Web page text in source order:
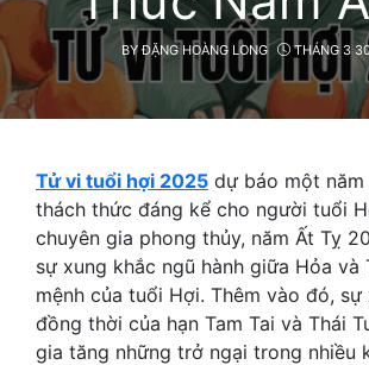
BYĐẶNG HOÀNG LONG THÁNG 3
Tử vi tuổi hợi 2025 dự báo một năm
thách thức đáng kể cho người tuổi
chuyên gia phong thủy, năm Ất Tỵ
sự xung khắc ngũ hành giữa Hỏa và
mệnh của tuổi Hợi. Thêm vào đó, sự
đồng thời của hạn Tam Tai và Thái
gia tăng những trở ngại trong nhiều